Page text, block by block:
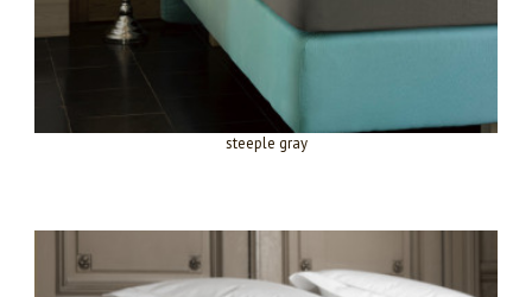
steeple gray